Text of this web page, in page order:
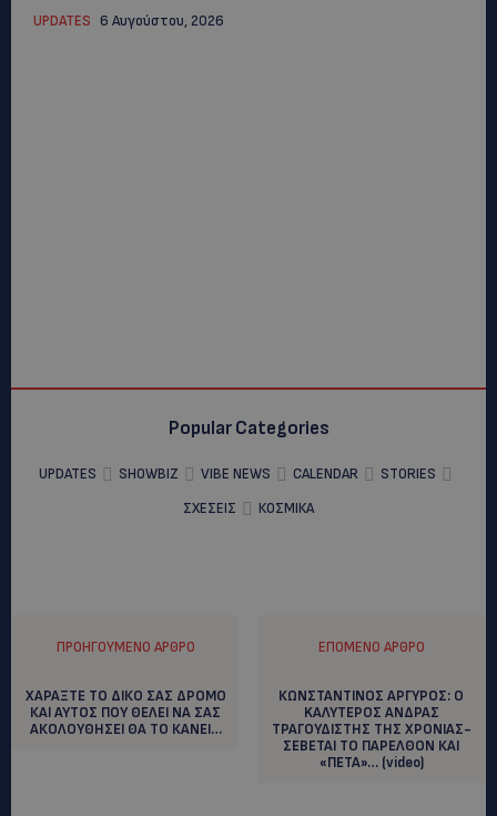
UPDATES 6 Αυγούστου, 2026
Popular Categories
UPDATES SHOWBIZ VIBE NEWS CALENDAR
STORIES
ΣΧΕΣΕΙΣ
ΚΟΣΜΙΚΑ
ΠΡΟΗΓΟΎΜΕΝΟ ΆΡΘΡΟ
ΧΑΡΑΞΤΕ ΤΟ ΔΙΚΟ ΣΑΣ ΔΡΟΜΟ
ΚΑΙ ΑΥΤΟΣ ΠΟΥ ΘΕΛΕΙ ΝΑ ΣΑΣ
ΑΚΟΛΟΥΘΗΣΕΙ ΘΑ ΤΟ ΚΑΝΕΙ…
ΕΠΌΜΕΝΟ ΆΡΘΡΟ
ΚΩΝΣΤΑΝΤΙΝΟΣ ΑΡΓΥΡΟΣ: Ο
KAΛΥΤΕΡΟΣ ΑΝΔΡΑΣ
ΤΡΑΓΟΥΔΙΣΤΗΣ ΤΗΣ ΧΡΟΝΙΑΣ-
ΣΕΒΕΤΑΙ ΤΟ ΠΑΡΕΛΘΟΝ ΚΑΙ
«ΠΕΤΑ»… (video)